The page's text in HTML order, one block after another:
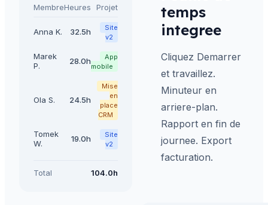
MembreHeures Projet
Anna K. 32.5h
Site
v2
Marek
P.
28.0h
App
mobile
Ola S. 24.5h
Mise
en
place
CRM
Tomek
W.
19.0h
Site
v2
Total 104.0h
temps
integree
Cliquez Demarrer
et travaillez.
Minuteur en
arriere-plan.
Rapport en fin de
journee. Export
facturation.